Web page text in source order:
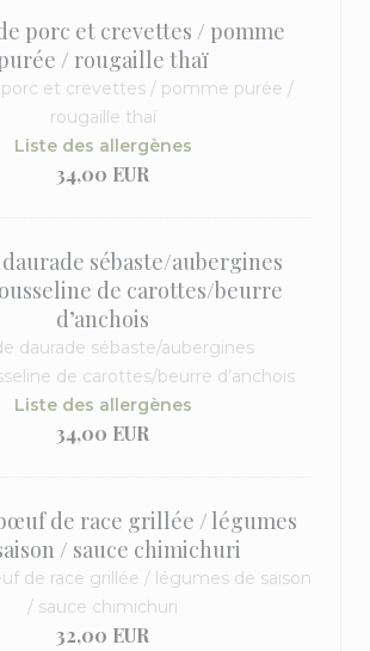
porc et crevettes / pomme
/ rougaille thaï
porc et crevettes / pomme purée /
rougaille thaï
Liste des allergènes
34,00 EUR
sébaste/aubergines
de carottes/beurre
d’anchois
daurade sébaste/aubergines
de carottes/beurre d’anchois
Liste des allergènes
34,00 EUR
de race grillée / légumes
/ sauce chimichuri
de race grillée / légumes de saison
/ sauce chimichuri
32,00 EUR